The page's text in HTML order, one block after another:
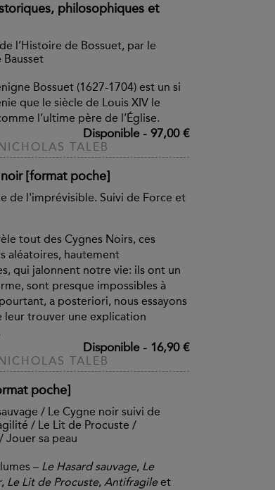
philosophiques et
l’Histoire de Bossuet, par le
Bausset
Bossuet (1627-1704) est un si
que le siècle de Louis XIV le
l’ultime père de l’Église.
Disponible- 97,00 €
TALEB
noir [format poche]
de l'imprévisible. Suivi de Force et
tout des Cygnes Noirs, ces
aléatoires, hautement
qui jalonnent notre vie: ils ont un
sont presque impossibles à
a posteriori, nous essayons
leur trouver une explication
Disponible- 16,90 €
TALEB
poche]
/ Le Cygne noir suivi de
/ Le Lit de Procuste /
Jouer sa peau
– Le Hasard sauvage, Le
, Le Lit de Procuste, Antifragileet